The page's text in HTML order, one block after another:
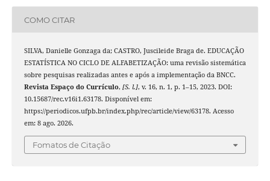
COMO CITAR
SILVA, Danielle Gonzaga da; CASTRO, Juscileide Braga de. EDUCAÇÃO
ESTATÍSTICA NO CICLO DE ALFABETIZAÇÃO: uma revisão sistemática
sobre pesquisas realizadas antes e após a implementação da BNCC.
Revista Espaço do Currículo, [S. l.], v. 16, n. 1, p. 1–15, 2023. DOI:
10.15687/rec.v16i1.63178. Disponível em:
https://periodicos.ufpb.br/index.php/rec/article/view/63178. Acesso
em: 8 ago. 2026.
Fomatos de Citação